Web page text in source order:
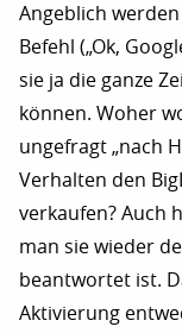
Angeblich
Befehl („Ok,
sie ja die ganze
können. Woher
ungefragt „nach
Verhalten den
verkaufen? Auch
man sie wieder
beantwortet ist.
Aktivierung